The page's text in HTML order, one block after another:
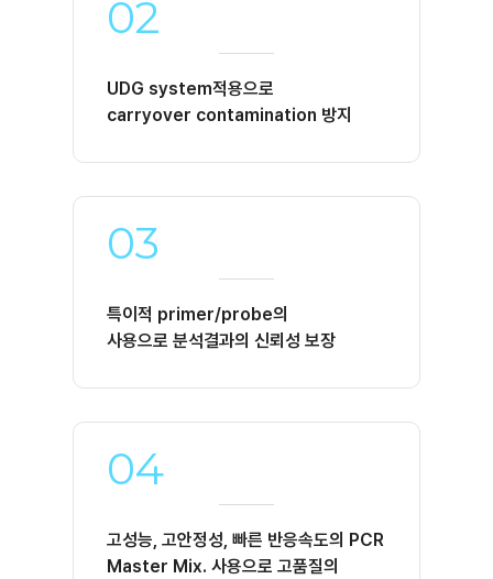
02
UDG system적용으로
carryover contamination 방지
03
특이적 primer/probe의
사용으로 분석결과의 신뢰성 보장
04
고성능, 고안정성, 빠른 반응속도의 PCR
Master Mix. 사용으로 고품질의